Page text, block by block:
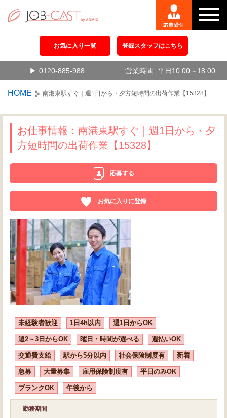
お気に入り一覧 登録スタッフはこちら
0120-885-988 営業時間: 平日10:00～18:00
HOME 南港東駅すぐ｜週1日から・夕方短時間の出荷作業【15328】
お仕事情報：南港東駅すぐ｜週1日から・夕
方短時間の出荷作業【15328】
応募する
お気に入りに登録
未経験者歓迎 1日4h以内 週1日からOK
週2～3日からOK 曜日・時間が選べる 週払いOK
交通費支給 駅から5分以内 社会保険制度有 新着
急募 大量募集 雇用保険制度有 平日のみOK
ブランクOK 午後から
勤務期間